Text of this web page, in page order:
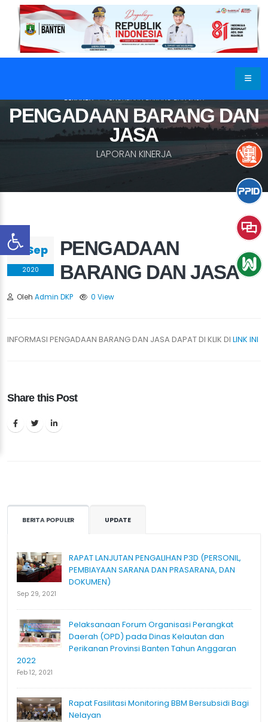
PENGADAAN BARANG DAN
JASA
LAPORAN KINERJA
BERANDA PENGADAAN BARANG DAN JASA
01 Sep
2020
PENGADAAN
BARANG DAN JASA
Oleh Admin DKP 0 View
INFORMASI PENGADAAN BARANG DAN JASA DAPAT DI KLIK DI LINK INI
Share this Post
BERITA POPULER UPDATE
RAPAT LANJUTAN PENGALIHAN P3D (PERSONIL,
PEMBIAYAAN SARANA DAN PRASARANA, DAN
DOKUMEN)
Sep 29, 2021
Pelaksanaan Forum Organisasi Perangkat
Daerah (OPD) pada Dinas Kelautan dan
Perikanan Provinsi Banten Tahun Anggaran
2022
Feb 12, 2021
Rapat Fasilitasi Monitoring BBM Bersubsidi Bagi
Nelayan